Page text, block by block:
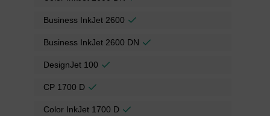
Business InkJet 2600
Business InkJet 2600 DN
DesignJet 100
CP 1700 D
Color InkJet 1700 D